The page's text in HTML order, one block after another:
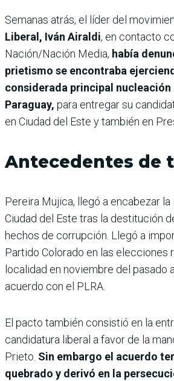
Semanas atrás, el líder del
Liberal, Iván Airaldi, en contacto
Nación/Nación Media, había
prietismo se encontraba
considerada principal nucleación
Paraguay, para entregar su
en Ciudad del Este y también en
Antecedentes de
Pereira Mujica, llegó a encabezar
Ciudad del Este tras la destitución
hechos de corrupción. Llegó a
Partido Colorado en las elecciones
localidad en noviembre del pasado
acuerdo con el PLRA.
El pacto también consistió en la
candidatura liberal a favor de la
Prieto. Sin embargo el acuerdo
quebrado y derivó en la